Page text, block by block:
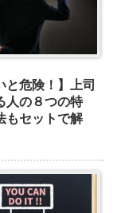
と危険！】上司
人の８つの特
もセットで解